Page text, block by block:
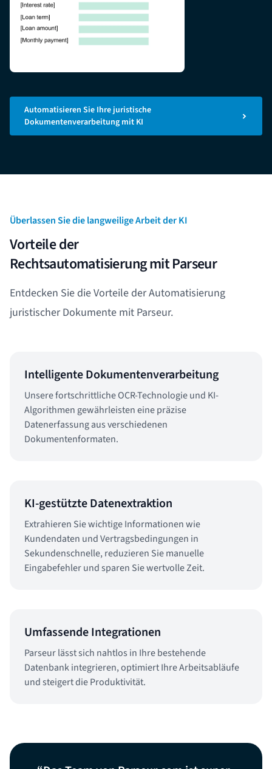
Automatisieren Sie Ihre juristische
Dokumentenverarbeitung mit KI
Überlassen Sie die langweilige Arbeit der KI
Vorteile der
Rechtsautomatisierung mit Parseur
Entdecken Sie die Vorteile der Automatisierung
juristischer Dokumente mit Parseur.
Intelligente Dokumentenverarbeitung
Unsere fortschrittliche OCR-Technologie und KI-
Algorithmen gewährleisten eine präzise
Datenerfassung aus verschiedenen
Dokumentenformaten.
KI-gestützte Datenextraktion
Extrahieren Sie wichtige Informationen wie
Kundendaten und Vertragsbedingungen in
Sekundenschnelle, reduzieren Sie manuelle
Eingabefehler und sparen Sie wertvolle Zeit.
Umfassende Integrationen
Parseur lässt sich nahtlos in Ihre bestehende
Datenbank integrieren, optimiert Ihre Arbeitsabläufe
und steigert die Produktivität.